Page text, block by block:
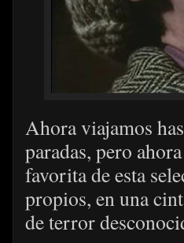
Ahora viajamos
paradas, pero
favorita de esta
propios, en una
de terror